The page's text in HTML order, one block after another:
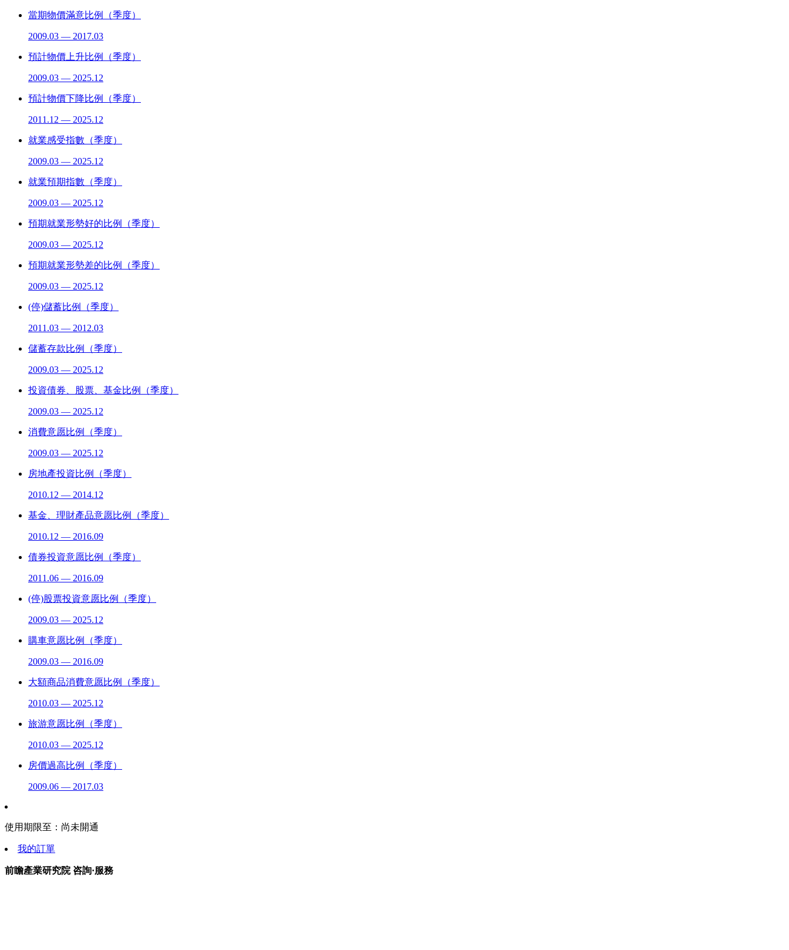
當期物價滿意比例（季度）
2009.03 — 2017.03
預計物價上升比例（季度）
2009.03 — 2025.12
預計物價下降比例（季度）
2011.12 — 2025.12
就業感受指數（季度）
2009.03 — 2025.12
就業預期指數（季度）
2009.03 — 2025.12
預期就業形勢好的比例（季度）
2009.03 — 2025.12
預期就業形勢差的比例（季度）
2009.03 — 2025.12
(停)儲蓄比例（季度）
2011.03 — 2012.03
儲蓄存款比例（季度）
2009.03 — 2025.12
投資債券、股票、基金比例（季度）
2009.03 — 2025.12
消費意愿比例（季度）
2009.03 — 2025.12
房地產投資比例（季度）
2010.12 — 2014.12
基金、理財產品意愿比例（季度）
2010.12 — 2016.09
債券投資意愿比例（季度）
2011.06 — 2016.09
(停)股票投資意愿比例（季度）
2009.03 — 2025.12
購車意愿比例（季度）
2009.03 — 2016.09
大額商品消費意愿比例（季度）
2010.03 — 2025.12
旅游意愿比例（季度）
2010.03 — 2025.12
房價過高比例（季度）
2009.06 — 2017.03
使用期限至： 尚未開通
我的訂單
前瞻產業研究院 咨詢·服務